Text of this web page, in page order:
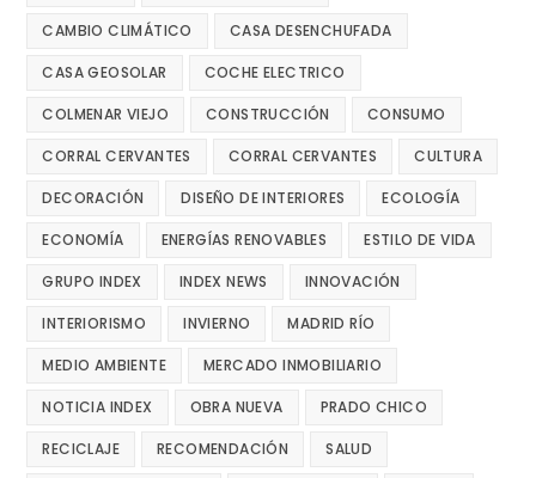
CAMBIO CLIMÁTICO CASA DESENCHUFADA
CASA GEOSOLAR COCHE ELECTRICO
COLMENAR VIEJO CONSTRUCCIÓN CONSUMO
CORRAL CERVANTES CORRAL CERVANTES CULTURA
DECORACIÓN DISEÑO DE INTERIORES ECOLOGÍA
ECONOMÍA ENERGÍAS RENOVABLES ESTILO DE VIDA
GRUPO INDEX INDEX NEWS INNOVACIÓN
INTERIORISMO INVIERNO MADRID RÍO
MEDIO AMBIENTE MERCADO INMOBILIARIO
NOTICIA INDEX OBRA NUEVA PRADO CHICO
RECICLAJE RECOMENDACIÓN SALUD